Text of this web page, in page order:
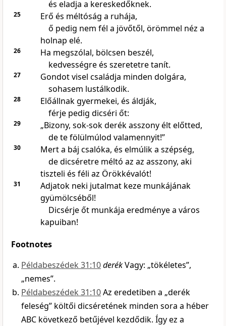
és eladja a kereskedőknek.
25
Erő és méltóság a ruhája,
ő pedig nem fél a jövőtől, örömmel néz a
holnap elé.
26
Ha megszólal, bölcsen beszél,
kedvességre és szeretetre tanít.
27
Gondot visel családja minden dolgára,
sohasem lustálkodik.
28
Előállnak gyermekei, és áldják,
férje pedig dicséri őt:
29
„Bizony, sok-sok derék asszony élt előtted,
de te fölülmúlod valamennyit!”
30
Mert a báj csalóka, és elmúlik a szépség,
de dicséretre méltó az az asszony, aki
tiszteli és féli az Örökkévalót!
31
Adjatok neki jutalmat keze munkájának
gyümölcséből!
Dicsérje őt munkája eredménye a város
kapuiban!
Footnotes
Példabeszédek 31:10derékVagy: „tökéletes”,
„nemes”.
Példabeszédek 31:10Az eredetiben a „derék
feleség” költői dicséretének minden sora a héber
ABC következő betűjével kezdődik. Így ez a